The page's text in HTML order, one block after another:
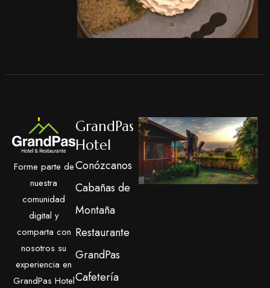
Forme parte de
nuestra
comunidad
digital y
comparta con
nosotros su
experiencia en
GrandPas Hotel
GrandPas
Hotel
Conózcanos
Cabañas de
Montaña
Restaurante
GrandPas
Cafetería